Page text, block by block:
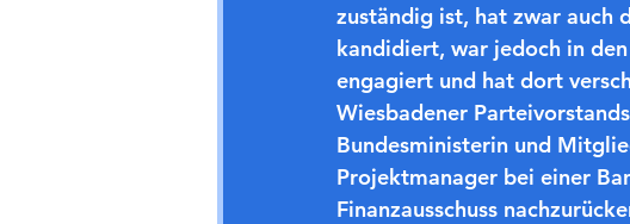
zuständig ist, hat zwar auch
kandidiert, war jedoch in
engagiert und hat dort
Wiesbadener
Bundesministerin und
Projektmanager bei einer
Finanzausschuss